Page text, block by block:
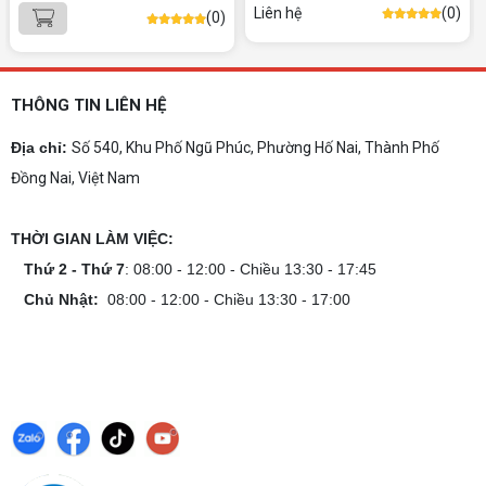
hình mạnh, tối ưu chi phí, test máy tại chỗ. Khám
game mượt mà!
phù hợp, đảm bảo hệ thống vận hành ổn định và
tối ưu chi phí. Xem ngay hướng dẫn tại đây
khi build: socket CPU mainboard, chuẩn RAM,
copy nhanh.
PC gaming nóng quạt kêu to: Nguyên
(0) Liên hệ (0)
THÔNG TIN LIÊN HỆ
Địa chỉ: Số 540, Khu Phố Ngũ Phúc, Phường Hố Nai, Thành Phố
Đồng Nai, Việt Nam
THỜI GIAN LÀM VIỆC:
Thứ 2 - Thứ 7: 08:00 - 12:00 - Chiều 13:30 - 17:45
Chủ Nhật: 08:00 - 12:00 - Chiều 13:30 - 17:00